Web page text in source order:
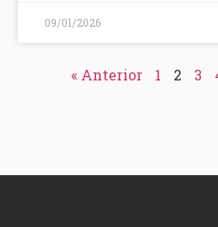
09/01/2026
« Anterior 1 2 3